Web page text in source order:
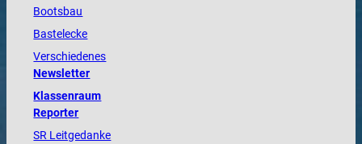
Bootsbau
Bastelecke
Verschiedenes
Newsletter
Klassenraum
Reporter
SR Leitgedanke